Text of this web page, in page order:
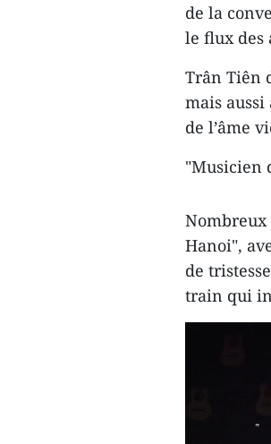
de la
le flux des
Trân Tiên
mais
de l’âme
"Musicien
Nombreux
Hanoi",
de
train qui